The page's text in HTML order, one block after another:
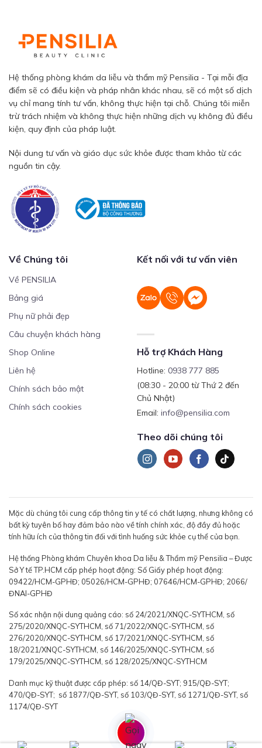
Hệ thống phòng khám da liễu và thẩm mỹ Pensilia - Tại mỗi địa
điểm sẽ có điều kiện và pháp nhân khác nhau, sẽ có một số dịch
vụ chỉ mang tính tư vấn, không thực hiện tại chỗ. Chúng tôi miễn
trừ trách nhiệm và không thực hiện những dịch vụ không đủ điều
kiện, quy định của pháp luật.
Nội dung tư vấn và giáo dục sức khỏe được tham khảo từ các
nguồn tin cậy.
Về Chúng tôi
Về PENSILIA
Bảng giá
Phụ nữ phải đẹp
Câu chuyện khách hàng
Shop Online
Liên hệ
Chính sách bảo mật
Chính sách cookies
Kết nối với tư vấn viên
Hỗ trợ Khách Hàng
Hotline: 0938 777 885
(08:30 - 20:00 từ Thứ 2 đến
Chủ Nhật)
Email: info@pensilia.com
Theo dõi chúng tôi
Mặc dù chúng tôi cung cấp thông tin y tế có chất lượng, nhưng không có
bất kỳ tuyên bố hay đảm bảo nào về tính chính xác, độ đầy đủ hoặc
tính hữu ích của thông tin đối với tình huống sức khỏe cụ thể của bạn.
Hệ thống Phòng khám Chuyên khoa Da liễu & Thẩm mỹ Pensilia – Được
Sở Y tế TP.HCM cấp phép hoạt động: Số Giấy phép hoạt động:
09422/HCM-GPHĐ; 05026/HCM-GPHĐ; 07646/HCM-GPHĐ; 2066/
ĐNAI-GPHĐ
Số xác nhận nội dung quảng cáo: số 24/2021/XNQC-SYTHCM, số
275/2020/XNQC-SYTHCM, số 71/2022/XNQC-SYTHCM, số
276/2020/XNQC-SYTHCM, số 17/2021/XNQC-SYTHCM, số
18/2021/XNQC-SYTHCM, số 146/2025/XNQC-SYTHCM, số
179/2025/XNQC-SYTHCM, số 128/2025/XNQC-SYTHCM
Danh mục kỹ thuật được cấp phép: số 14/QĐ-SYT; 915/QĐ-SYT;
470/QĐ-SYT; số 1877/QĐ-SYT, số 103/QĐ-SYT, số 1271/QĐ-SYT, số
1174/QĐ-SYT